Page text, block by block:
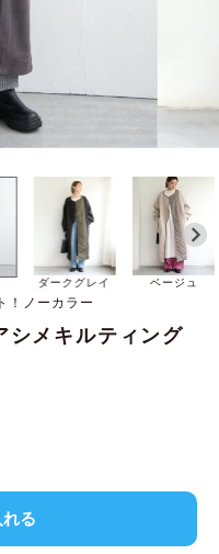
ダークグレイ ベージュ
！ノーカラー
シメキルティング